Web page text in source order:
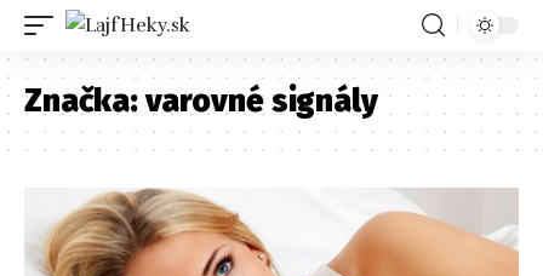
Značka:varovné signály